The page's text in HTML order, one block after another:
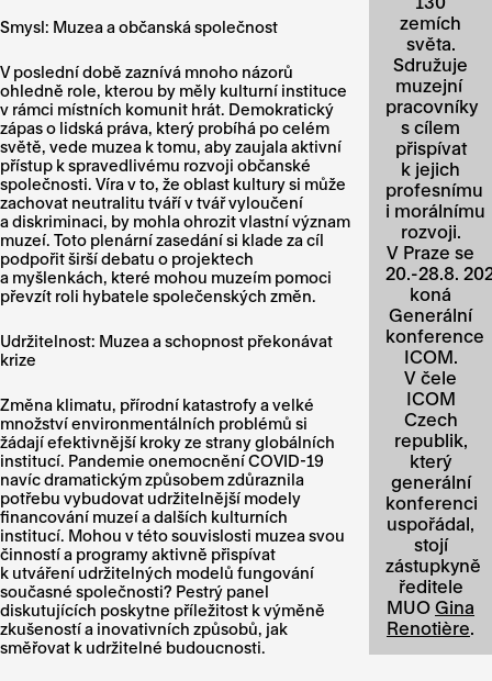
zemích
světa.
Sdružuje
muzejní
pracovníky
s cílem
přispívat
k jejich
profesnímu
i morálnímu
rozvoji.
V Praze se
20.-28.8.
koná
Generální
konference
ICOM.
V čele
ICOM
Czech
republik,
který
generální
konferenci
uspořádal,
stojí
zástupkyně
ředitele
MUO Gina
Renotière
Smysl: Muzea a občanská společnost
V poslední době zaznívá mnoho názorů
ohledně role, kterou by měly kulturní instituce
v rámci místních komunit hrát. Demokratický
zápas o lidská práva, který probíhá po celém
světě, vede muzea k tomu, aby zaujala aktivní
přístup k spravedlivému rozvoji občanské
společnosti. Víra v to, že oblast kultury si může
zachovat neutralitu tváří v tvář vyloučení
a diskriminaci, by mohla ohrozit vlastní význam
muzeí. Toto plenární zasedání si klade za cíl
podpořit širší debatu o projektech
a myšlenkách, které mohou muzeím pomoci
převzít roli hybatele společenských změn.
Udržitelnost: Muzea a schopnost překonávat
krize
Změna klimatu, přírodní katastrofy a velké
množství environmentálních problémů si
žádají efektivnější kroky ze strany globálních
institucí. Pandemie onemocnění COVID-19
navíc dramatickým způsobem zdůraznila
potřebu vybudovat udržitelnější modely
financování muzeí a dalších kulturních
institucí. Mohou v této souvislosti muzea svou
činností a programy aktivně přispívat
k utváření udržitelných modelů fungování
současné společnosti? Pestrý panel
diskutujících poskytne příležitost k výměně
zkušeností a inovativních způsobů, jak
směřovat k udržitelné budoucnosti.